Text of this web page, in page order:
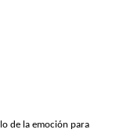
de la emoción para